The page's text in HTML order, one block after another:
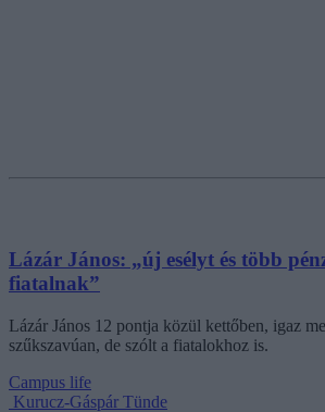
Lázár János: „új esélyt és több
fiatalnak”
Lázár János 12 pontja közül kettőben, igaz
szűkszavúan, de szólt a fiatalokhoz is.
Campus life
Kurucz-Gáspár Tünde